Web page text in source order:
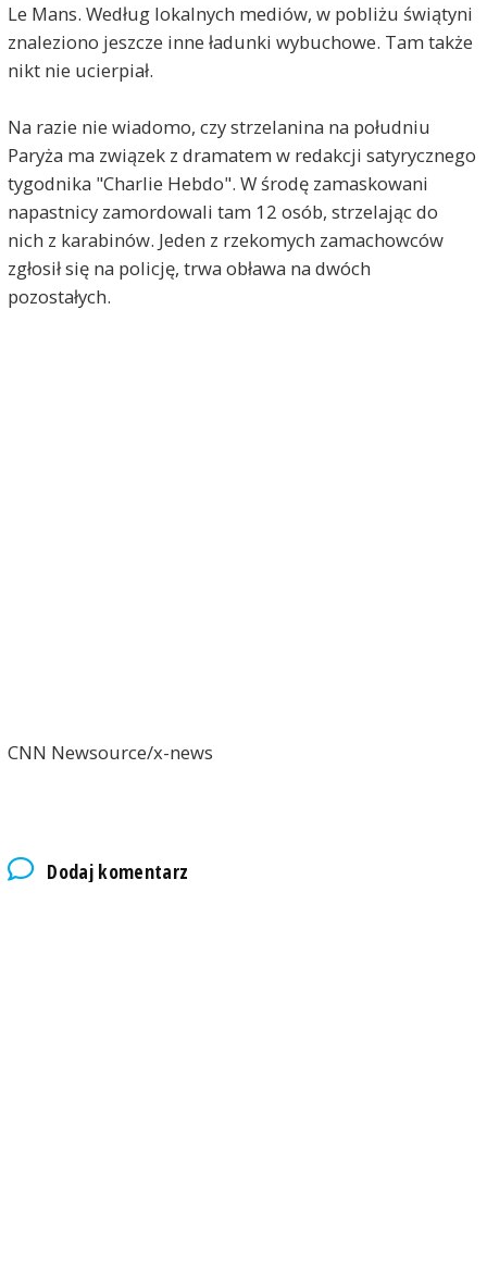
Le Mans. Według lokalnych mediów, w pobliżu świątyni
znaleziono jeszcze inne ładunki wybuchowe. Tam także
nikt nie ucierpiał.
Na razie nie wiadomo, czy strzelanina na południu
Paryża ma związek z dramatem w redakcji satyrycznego
tygodnika "Charlie Hebdo". W środę zamaskowani
napastnicy zamordowali tam 12 osób, strzelając do
nich z karabinów. Jeden z rzekomych zamachowców
zgłosił się na policję, trwa obława na dwóch
pozostałych.
CNN Newsource/x-news
Dodaj komentarz